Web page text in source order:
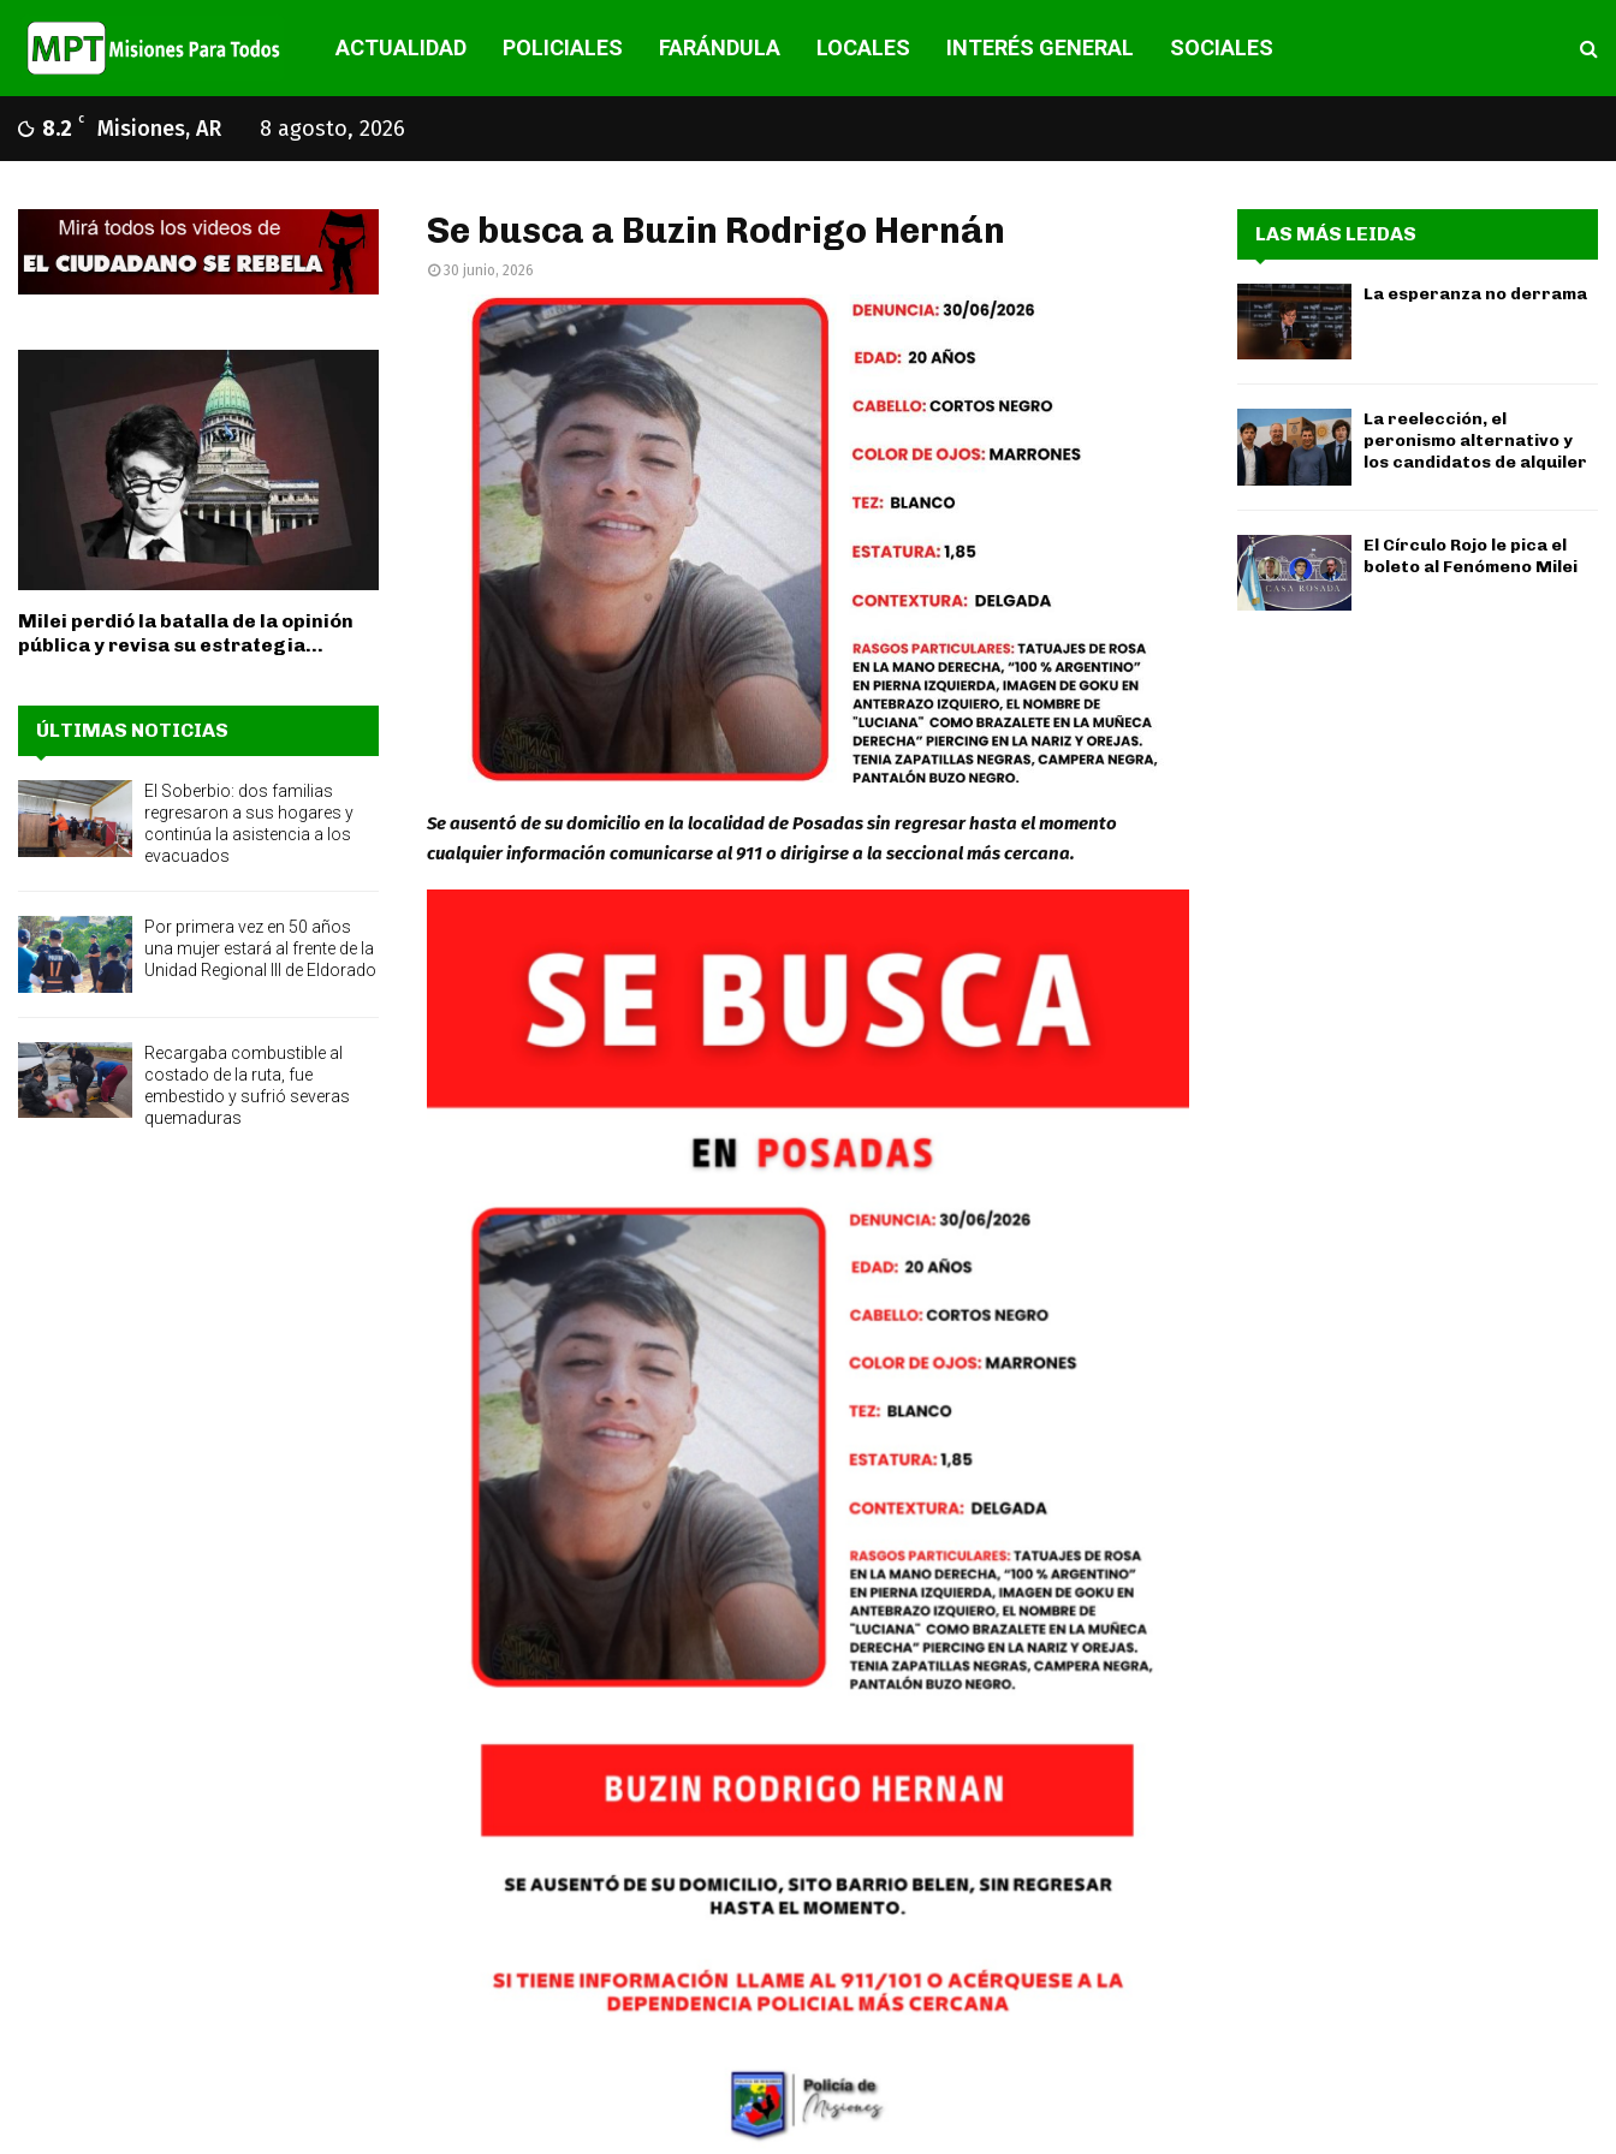
ACTUALIDAD POLICIALES FARÁNDULA LOCALES INTERÉS GENERAL SOCIALES
8.2 C Misiones, AR 8 agosto, 2026
Se busca a Buzin Rodrigo Hernán
30 junio, 2026
Se ausentó de su domicilio en la localidad de Posadas sin regresar hasta el momento
cualquier información comunicarse al 911 o dirigirse a la seccional más cercana.
Milei perdió la batalla de la opinión
pública y revisa su estrategia...
ÚLTIMAS NOTICIAS
El Soberbio: dos familias
regresaron a sus hogares y
continúa la asistencia a los
evacuados
Por primera vez en 50 años
una mujer estará al frente de la
Unidad Regional III de Eldorado
Recargaba combustible al
costado de la ruta, fue
embestido y sufrió severas
quemaduras
LAS MÁS LEIDAS
La esperanza no derrama
La reelección, el
peronismo alternativo y
los candidatos de alquiler
El Círculo Rojo le pica el
boleto al Fenómeno Milei